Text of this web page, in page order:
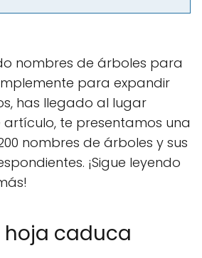
nombres de árboles para
para expandir
has llegado al lugar
artículo, te presentamos una
nombres de árboles y sus
¡Sigue leyendo
hoja caduca